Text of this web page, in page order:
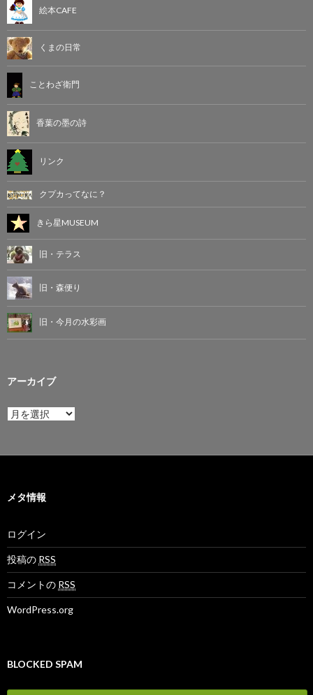
絵本CAFE
くまの日常
ことわざ衛門
香葉の墨の詩
リンク
クプカってなに？
きら星MUSEUM
旧・テラス
旧・森便り
旧・今月の水彩画
アーカイブ
ア
メタ情報
ログイン
投稿の RSS
コメントの RSS
WordPress.org
BLOCKED SPAM